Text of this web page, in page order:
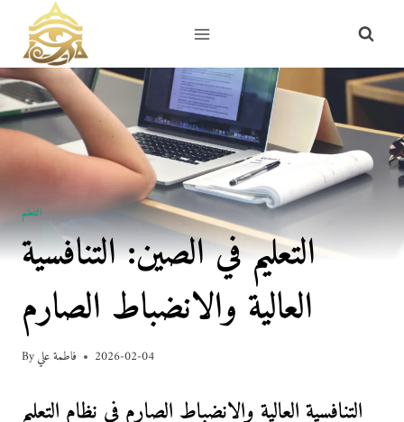
content
التعلم
التعليم في الصين: التنافسية
العالية والانضباط الصارم
Byفاطمة علي 2026-02-04
التنافسية العالية والانضباط الصارم في نظام التعليم